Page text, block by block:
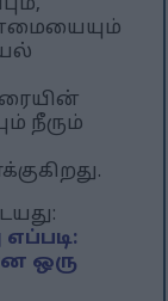
நீரும்
ஒரு